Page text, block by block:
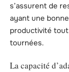
s’assurent de
ayant une
productivité
tournées.
La capacité